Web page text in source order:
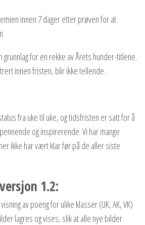
innen 7 dager etter prøven for at
grunnlag for en rekke av Årets hunder-titlene.
innen fristen, blir ikke tellende.
fra uke til uke, og tidsfristen er satt for å
og inspirerende. Vi har mange
ikke har vært klar før på de aller siste
1.2:
av poeng for ulike klasser (UK, AK, VK)
lagres og vises, slik at alle nye bilder